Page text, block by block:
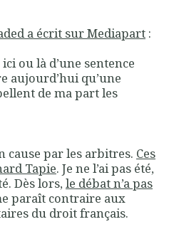
a écrit sur Mediapart :
ou là d’une sentence
aujourd’hui qu’une
de ma part les
cause par les arbitres. Ces
Tapie. Je ne l’ai pas été,
. Dès lors,le débat n’a pas
paraît contraire aux
du droit français.